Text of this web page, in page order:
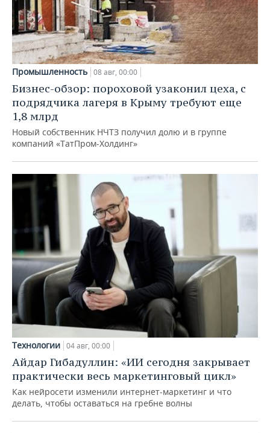
Промышленность 08 авг, 00:00
Бизнес-обзор: пороховой узаконил цеха, с
подрядчика лагеря в Крыму требуют еще
1,8 млрд
Новый собственник НЧТЗ получил долю и в группе
компаний «ТатПром-Холдинг»
Технологии 04 авг, 00:00
Айдар Гибадуллин: «ИИ сегодня закрывает
практически весь маркетинговый цикл»
Как нейросети изменили интернет-маркетинг и что
делать, чтобы оставаться на гребне волны